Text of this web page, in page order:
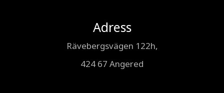
Adress
Rävebergsvägen 122h,
424 67 Angered